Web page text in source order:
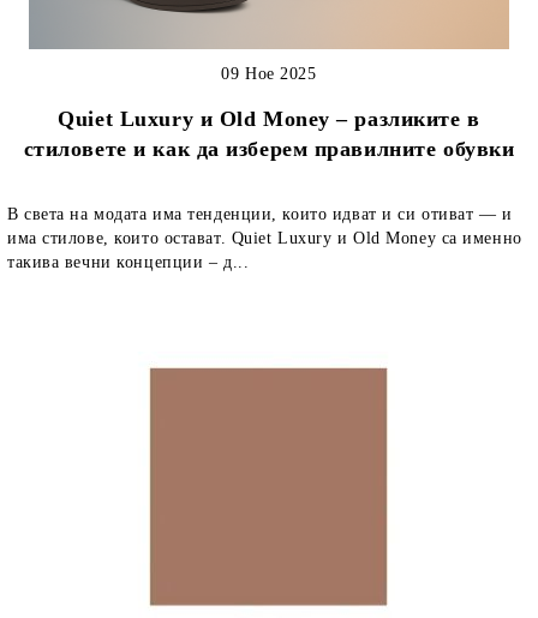
Quiet Luxury и Old Money – разликите в
стиловете и как да изберем правилните обувки
09 Ное 2025
В света на модата има тенденции, които идват и си отиват — и
има стилове, които остават. Quiet Luxury и Old Money са именно
такива вечни концепции – д...